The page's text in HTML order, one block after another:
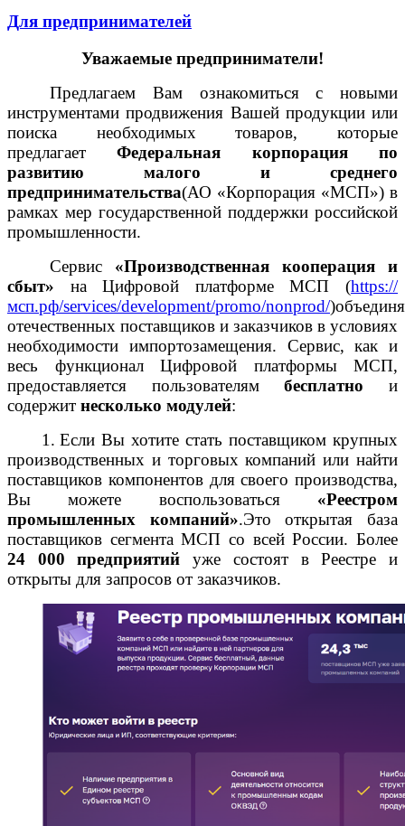
Для предпринимателей
Уважаемые предприниматели!
Предлагаем Вам ознакомиться с новыми
инструментами продвижения Вашей продукции или
поиска необходимых товаров, которые
предлагаетФедеральная корпорация по
развитию малого и среднего
предпринимательства(АО «Корпорация «МСП») в
рамках мер государственной поддержки российской
промышленности.
Сервис «Производственная кооперация и
сбыт» на Цифровой платформе МСП (https://
мсп.рф/services/development/promo/nonprod/
отечественных поставщиков и заказчиков в условиях
необходимости импортозамещения. Сервис, как и
весь функционал Цифровой платформы МСП,
предоставляется пользователямбесплатнои
содержит несколько модулей:
1. Если Вы хотите стать поставщиком крупных
производственных и торговых компаний или найти
поставщиков компонентов для своего производства,
Вы можете воспользоваться «Реестром
промышленных компаний».Это открытая база
поставщиков сегмента МСП со всей России. Более
24 000 предприятий уже состоят в Реестре и
открыты для запросов от заказчиков.